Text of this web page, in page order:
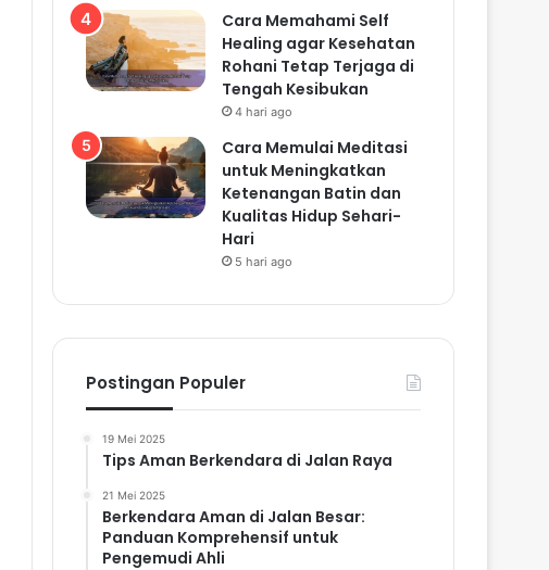
Cara Memahami Self
Healing agar Kesehatan
Rohani Tetap Terjaga di
Tengah Kesibukan
4 hari ago
Cara Memulai Meditasi
untuk Meningkatkan
Ketenangan Batin dan
Kualitas Hidup Sehari-
Hari
5 hari ago
Postingan Populer
19 Mei 2025
Tips Aman Berkendara di Jalan Raya
21 Mei 2025
Berkendara Aman di Jalan Besar:
Panduan Komprehensif untuk
Pengemudi Ahli